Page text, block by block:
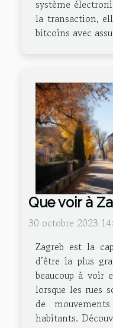
système
la transaction,
bitcoins avec
Que voir à
30 octobre 2023
Zagreb est la
d’être la plus
beaucoup à voir
lorsque les rues
de
habitants.